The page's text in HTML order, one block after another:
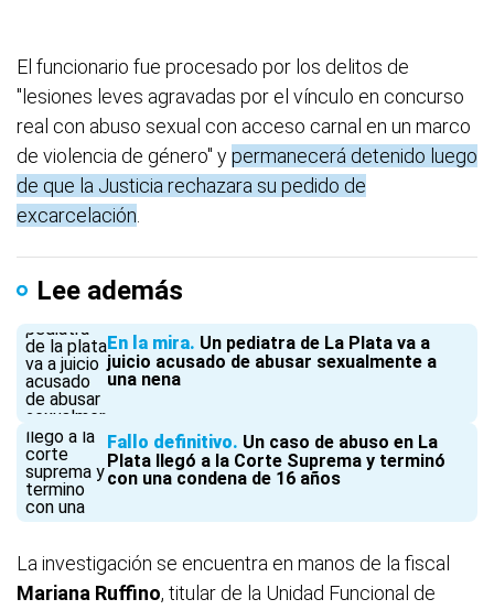
El funcionario fue procesado por los delitos de
"lesiones leves agravadas por el vínculo en concurso
real con abuso sexual con acceso carnal en un marco
de violencia de género" ypermanecerá detenido luego
de que la Justicia rechazara su pedido de
excarcelación
Lee además
En la mira Un pediatra de La Plata va a
juicio acusado de abusar sexualmente a
una nena
Fallo definitivo Un caso de abuso en La
Plata llegó a la Corte Suprema y terminó
con una condena de 16 años
La investigación se encuentra en manos de la fiscal
Mariana Ruffino, titular de la Unidad Funcional de